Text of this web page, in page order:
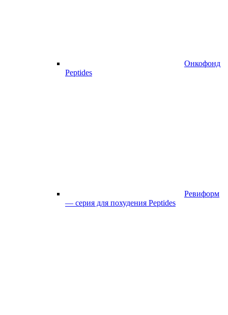
Онкофонд
Peptides
Ревиформ
— серия для похудения Peptides